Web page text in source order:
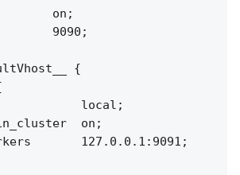
on;
9090;
{
local;
on;
127.0.0.1:9091;